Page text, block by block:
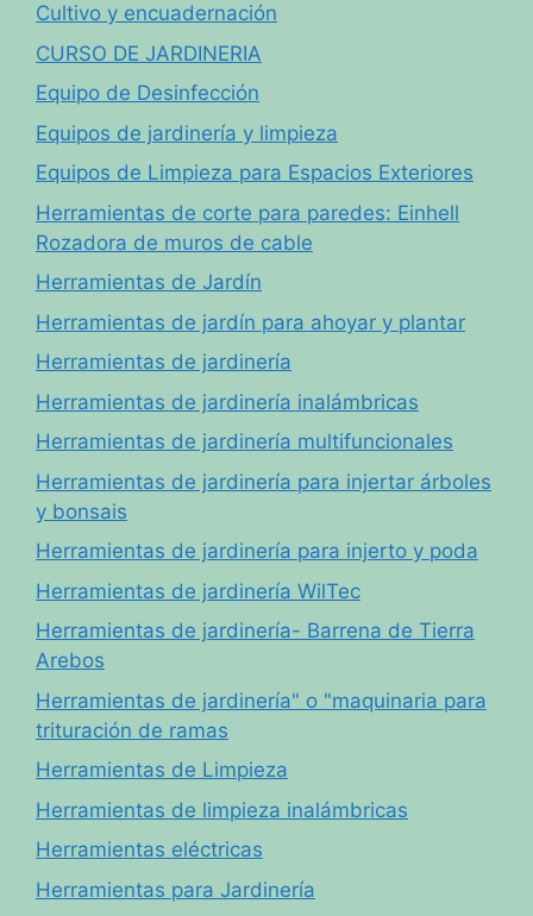
Cultivo y encuadernación
CURSO DE JARDINERIA
Equipo de Desinfección
Equipos de jardinería y limpieza
Equipos de Limpieza para Espacios Exteriores
Herramientas de corte para paredes: Einhell
Rozadora de muros de cable
Herramientas de Jardín
Herramientas de jardín para ahoyar y plantar
Herramientas de jardinería
Herramientas de jardinería inalámbricas
Herramientas de jardinería multifuncionales
Herramientas de jardinería para injertar árboles
y bonsais
Herramientas de jardinería para injerto y poda
Herramientas de jardinería WilTec
Herramientas de jardinería- Barrena de Tierra
Arebos
Herramientas de jardinería" o "maquinaria para
trituración de ramas
Herramientas de Limpieza
Herramientas de limpieza inalámbricas
Herramientas eléctricas
Herramientas para Jardinería